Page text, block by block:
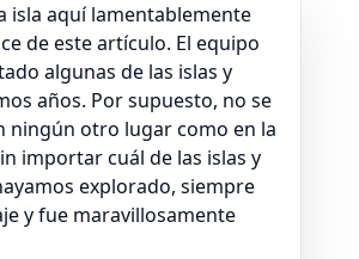
isla aquí lamentablemente
de este artículo. El equipo
algunas de las islas y
años. Por supuesto, no se
ningún otro lugar como en la
importar cuál de las islas y
explorado, siempre
y fue maravillosamente